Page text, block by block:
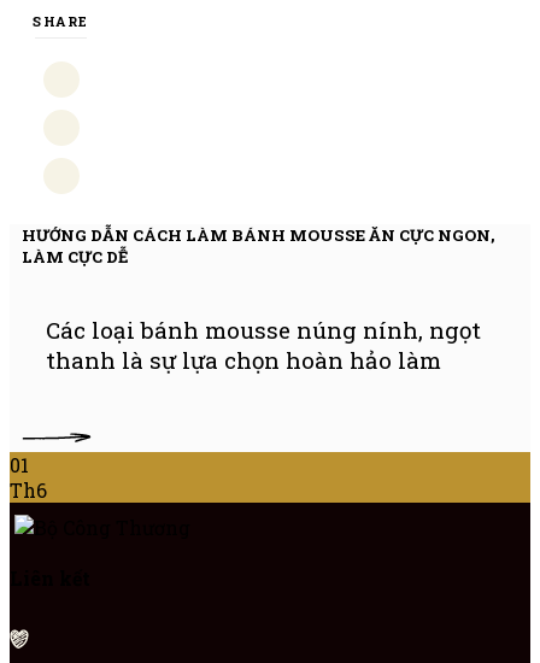
SHARE
HƯỚNG DẪN CÁCH LÀM BÁNH MOUSSE ĂN CỰC NGON,
LÀM CỰC DỄ
Các loại bánh mousse núng nính, ngọt
thanh là sự lựa chọn hoàn hảo làm
01
Th6